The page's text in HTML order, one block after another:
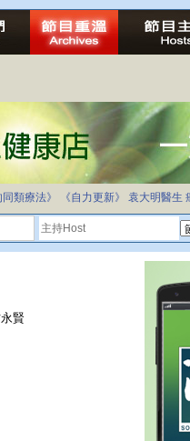
類療法》 《自力更新》 袁大明醫生
賢